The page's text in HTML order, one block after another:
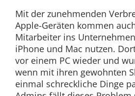
Mit der zunehmenden
Apple-Geräten kommen
Mitarbeiter ins
iPhone und Mac nutzen.
vor einem PC wieder und
wenn mit ihren gewohnten
einmal schreckliche Dinge